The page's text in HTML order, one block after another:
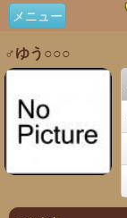
メニュー
♂ゆう○○○